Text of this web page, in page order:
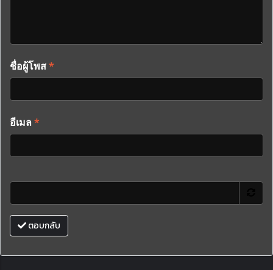
ชื่อผู้โพส*
อีเมล *
ตอบกลับ